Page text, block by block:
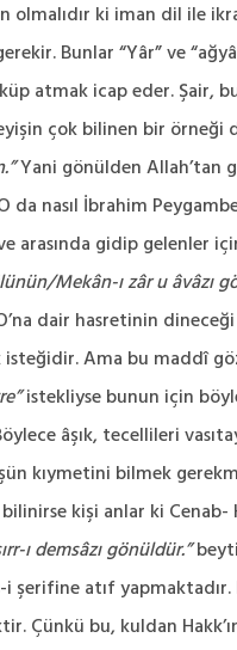
olmalıdır ki iman dil ile
Bunlar “Yâr” ve
atmak icap eder. Şair,
çok bilinen bir örneği
Yani gönülden Allah’tan
da nasıl İbrahim
arasında gidip gelenler
Mekân-ı zâr u âvâzı
dair hasretinin
isteğidir. Ama bu maddî
istekliyse bunun için
âşık, tecellileri
kıymetini bilmek
kişi anlar ki Cenab-
ı demsâzı gönüldür.”
şerifine atıf yapmaktadır.
Çünkü bu, kuldan